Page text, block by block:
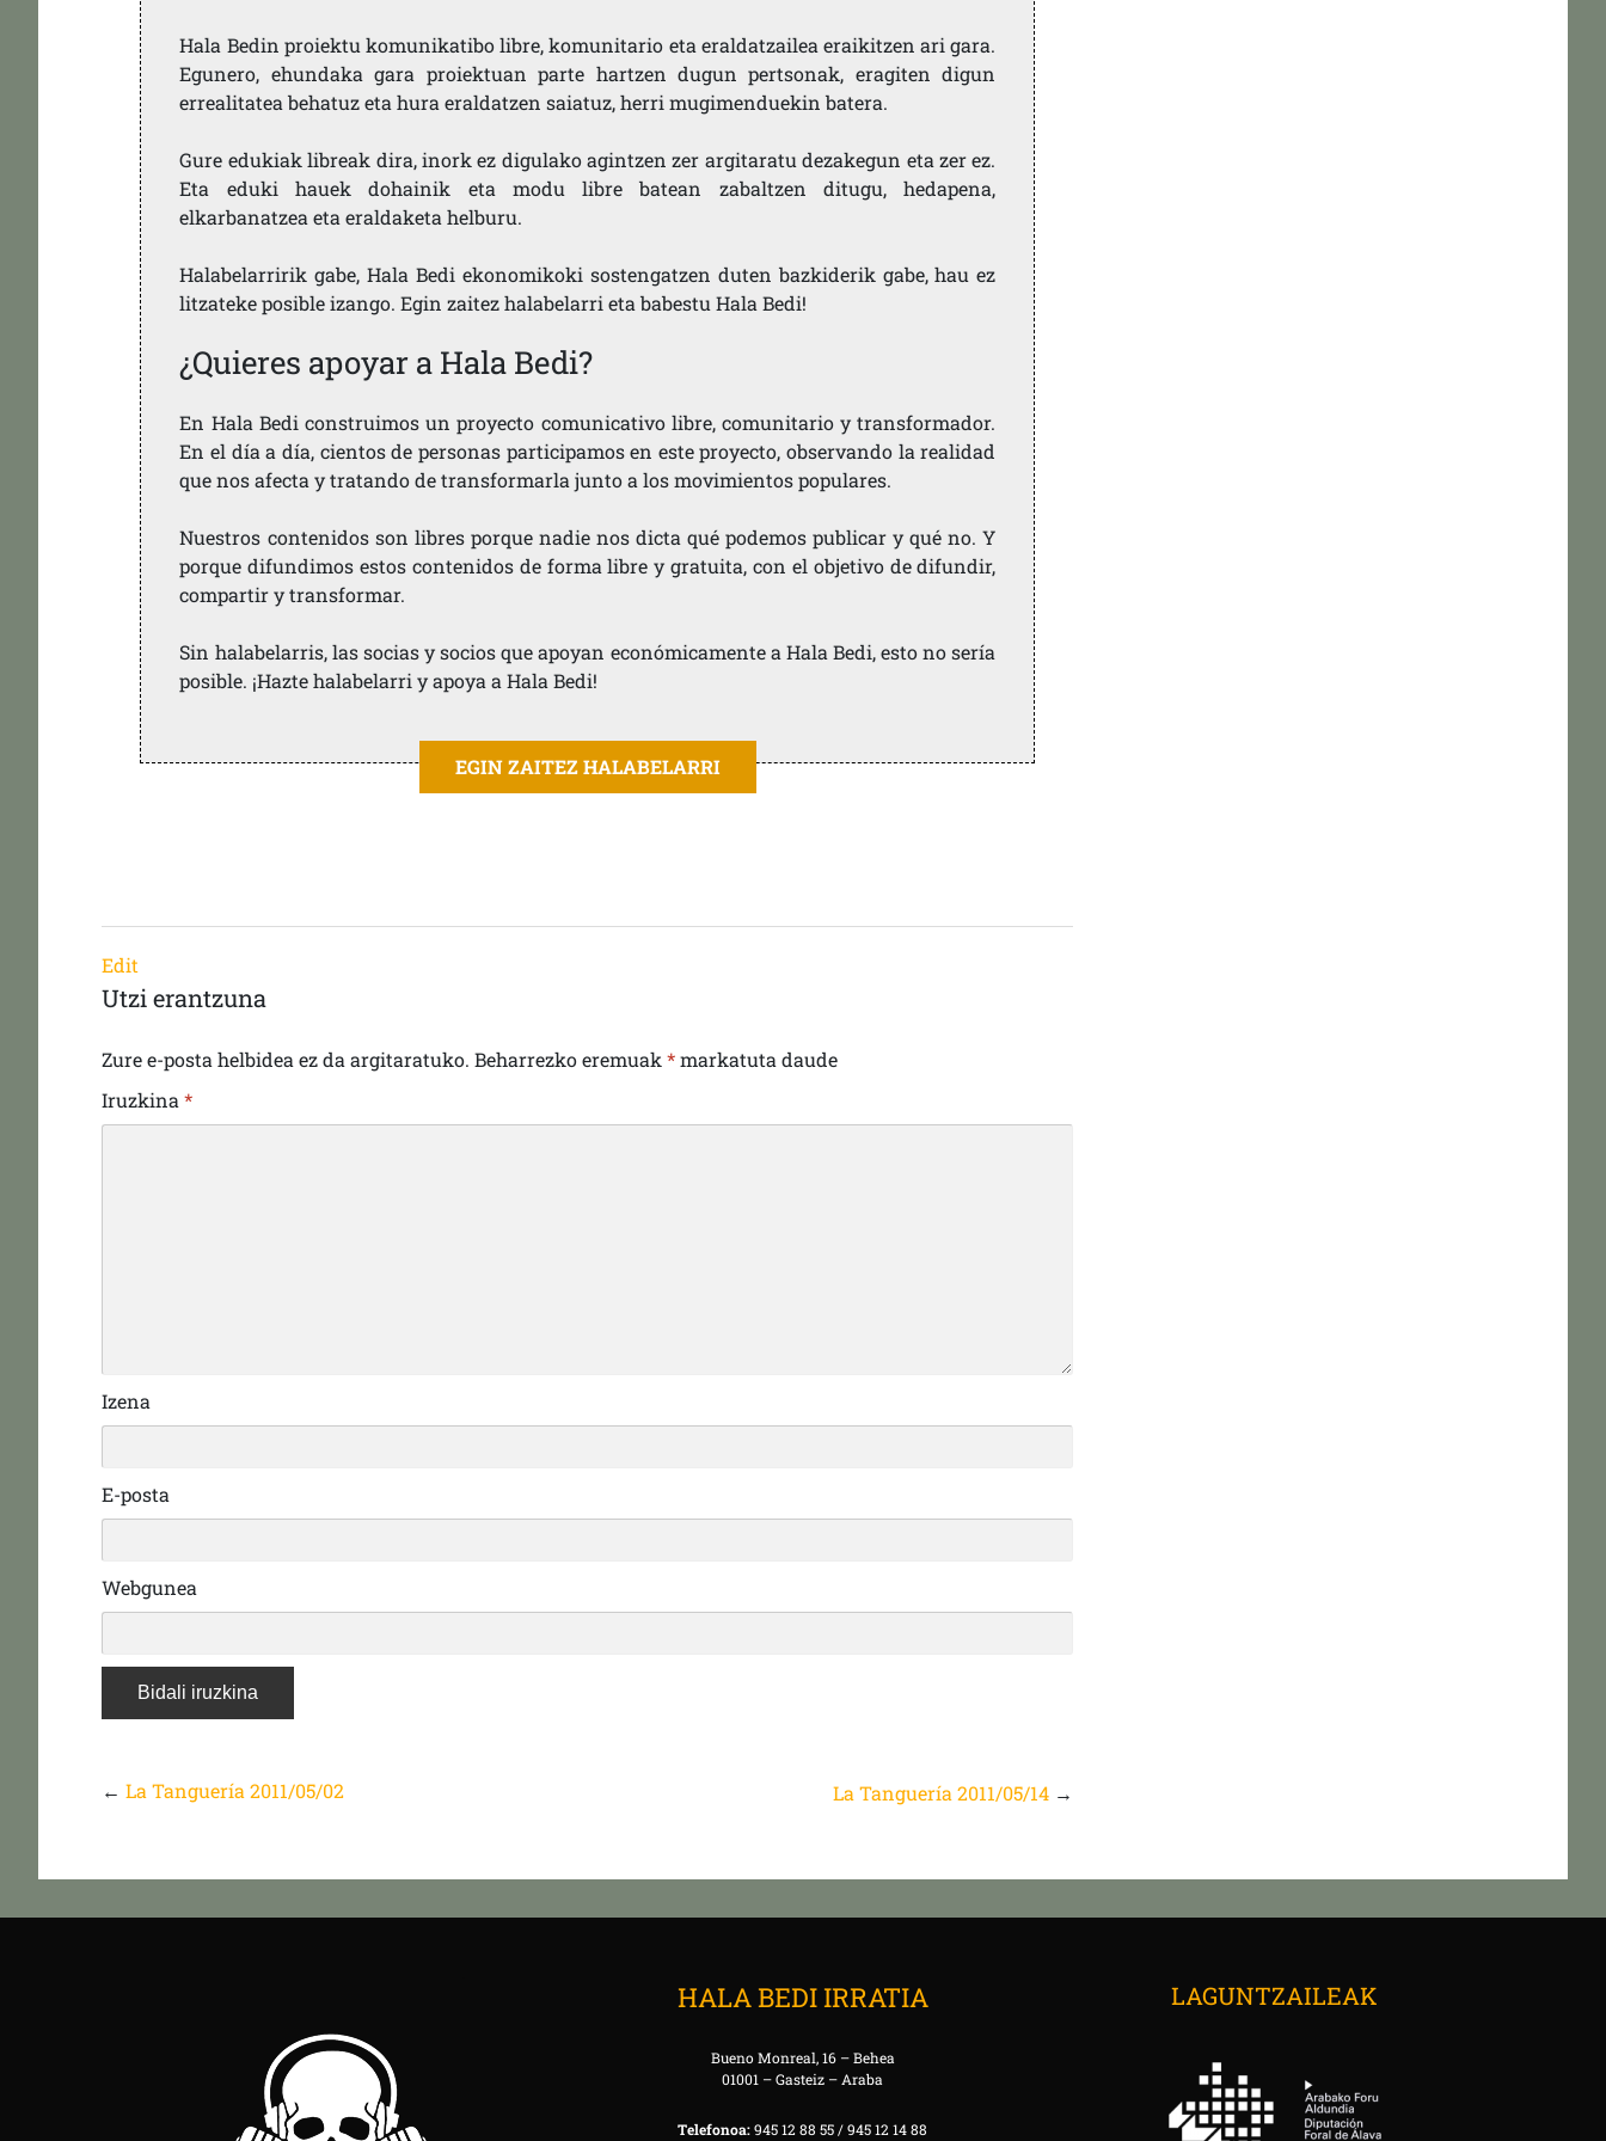
Hala Bedin proiektu komunikatibo libre, komunitario eta eraldatzailea eraikitzen ari gara.
Egunero, ehundaka gara proiektuan parte hartzen dugun pertsonak, eragiten digun
errealitatea behatuz eta hura eraldatzen saiatuz, herri mugimenduekin batera.
Gure edukiak libreak dira, inork ez digulako agintzen zer argitaratu dezakegun eta zer ez.
Eta eduki hauek dohainik eta modu libre batean zabaltzen ditugu, hedapena,
elkarbanatzea eta eraldaketa helburu.
Halabelarririk gabe, Hala Bedi ekonomikoki sostengatzen duten bazkiderik gabe, hau ez
litzateke posible izango. Egin zaitez halabelarri eta babestu Hala Bedi!
¿Quieres apoyar a Hala Bedi?
En Hala Bedi construimos un proyecto comunicativo libre, comunitario y transformador.
En el día a día, cientos de personas participamos en este proyecto, observando la realidad
que nos afecta y tratando de transformarla junto a los movimientos populares.
Nuestros contenidos son libres porque nadie nos dicta qué podemos publicar y qué no. Y
porque difundimos estos contenidos de forma libre y gratuita, con el objetivo de difundir,
compartir y transformar.
Sin halabelarris, las socias y socios que apoyan económicamente a Hala Bedi, esto no sería
posible. ¡Hazte halabelarri y apoya a Hala Bedi!
EGIN ZAITEZ HALABELARRI
Edit
Utzi erantzuna
Zure e-posta helbidea ez da argitaratuko. Beharrezko eremuak*markatuta daude
Iruzkina*
Izena
E-posta
Webgunea
←La Tanguería 2011/05/02 La Tanguería 2011/05/14 →
HALA BEDI IRRATIA
Bueno Monreal, 16 – Behea
01001 – Gasteiz – Araba
Telefonoa:945 12 88 55 / 945 12 14 88
LAGUNTZAILEAK